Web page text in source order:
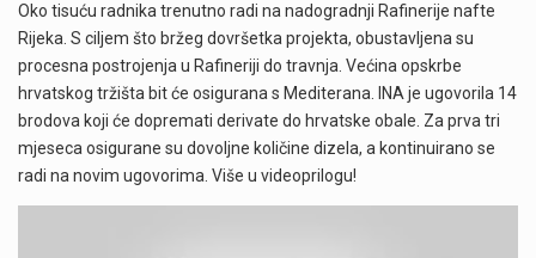
Oko tisuću radnika trenutno radi na nadogradnji Rafinerije nafte
Rijeka. S ciljem što bržeg dovršetka projekta, obustavljena su
procesna postrojenja u Rafineriji do travnja. Većina opskrbe
hrvatskog tržišta bit će osigurana s Mediterana. INA je ugovorila 14
brodova koji će dopremati derivate do hrvatske obale. Za prva tri
mjeseca osigurane su dovoljne količine dizela, a kontinuirano se
radi na novim ugovorima. Više u videoprilogu!